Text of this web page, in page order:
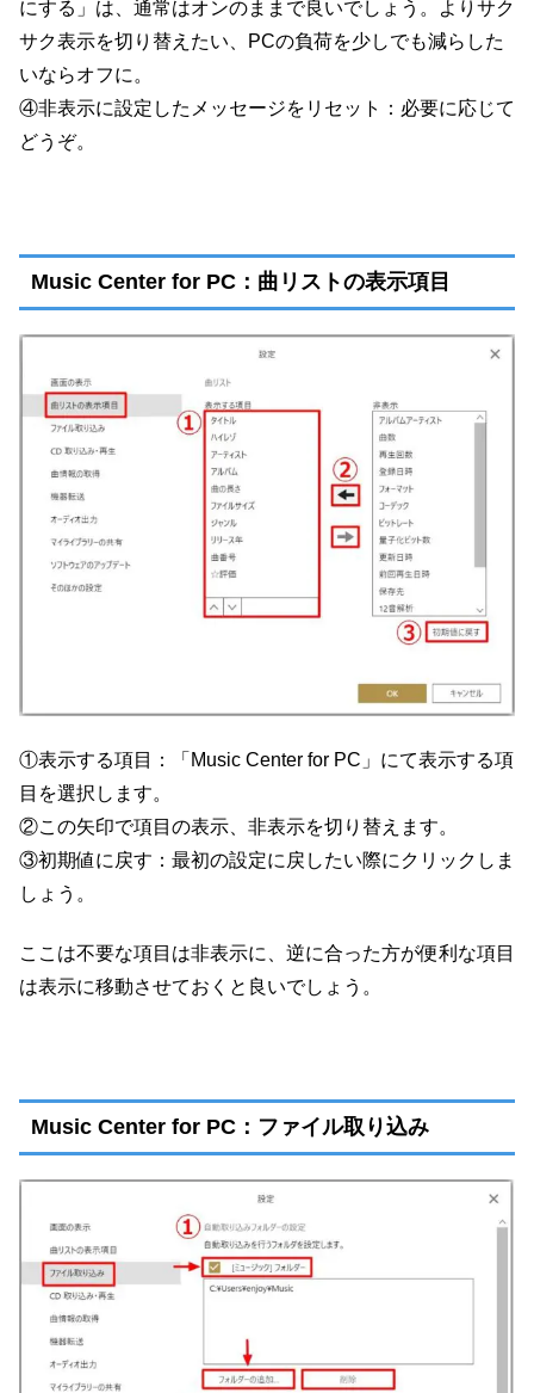
にする」は、通常はオンのままで良いでしょう。よりサク
サク表示を切り替えたい、PCの負荷を少しでも減らした
いならオフに。
④非表示に設定したメッセージをリセット：必要に応じて
どうぞ。
Music Center for PC：曲リストの表示項目
①表示する項目：「Music Center for PC」にて表示する項
目を選択します。
②この矢印で項目の表示、非表示を切り替えます。
③初期値に戻す：最初の設定に戻したい際にクリックしま
しょう。
ここは不要な項目は非表示に、逆に合った方が便利な項目
は表示に移動させておくと良いでしょう。
Music Center for PC：ファイル取り込み